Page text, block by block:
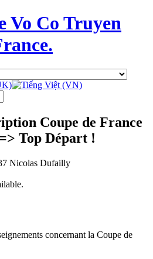
Vo Co Truyen
Coupe de France
Top Départ !
Nicolas Dufailly
concernant la Coupe de